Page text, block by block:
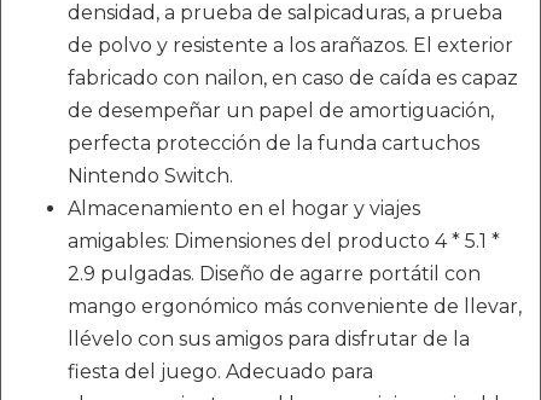
densidad, a prueba de salpicaduras, a prueba
de polvo y resistente a los arañazos. El exterior
fabricado con nailon, en caso de caída es capaz
de desempeñar un papel de amortiguación,
perfecta protección de la funda cartuchos
Nintendo Switch.
Almacenamiento en el hogar y viajes
amigables: Dimensiones del producto 4 * 5.1 *
2.9 pulgadas. Diseño de agarre portátil con
mango ergonómico más conveniente de llevar,
llévelo con sus amigos para disfrutar de la
fiesta del juego. Adecuado para